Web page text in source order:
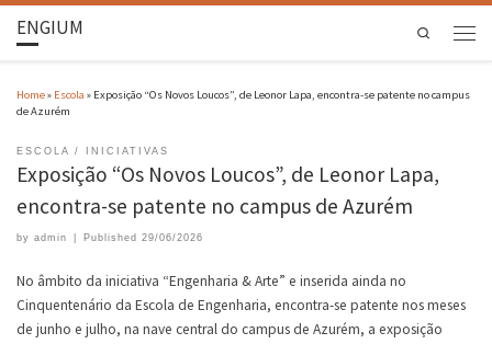
ENGIUM Search
Home» Escola » Exposição “Os Novos Loucos”, de Leonor Lapa, encontra-se patente no campus
de Azurém
ESCOLA INICIATIVAS
Exposição “Os Novos Loucos”, de Leonor Lapa,
encontra-se patente no campus de Azurém
by admin Published 29/06/2026
No âmbito da iniciativa “Engenharia & Arte” e inserida ainda no
Cinquentenário da Escola de Engenharia, encontra-se patente nos meses
de junho e julho, na nave central do campus de Azurém, a exposição